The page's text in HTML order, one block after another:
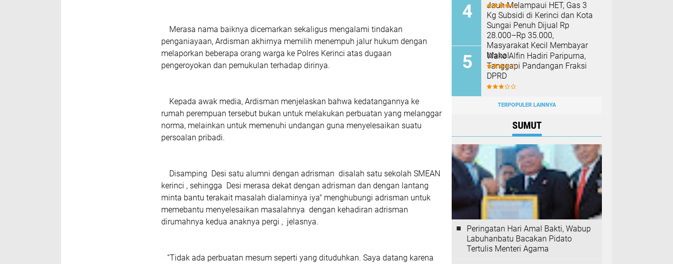
Merasa nama baiknya dicemarkan sekaligus mengalami tindakan
penganiayaan, Ardisman akhirnya memilih menempuh jalur hukum dengan
melaporkan beberapa orang warga ke Polres Kerinci atas dugaan
pengeroyokan dan pemukulan terhadap dirinya.
Kepada awak media, Ardisman menjelaskan bahwa kedatangannya ke
rumah perempuan tersebut bukan untuk melakukan perbuatan yang melanggar
norma, melainkan untuk memenuhi undangan guna menyelesaikan suatu
persoalan pribadi.
Disamping Desi satu alumni dengan adrisman disalah satu sekolah SMEAN
kerinci , sehingga Desi merasa dekat dengan adrisman dan dengan lantang
minta bantu terakait masalah dialaminya iya" menghubungi adrisman untuk
memebantu menyelesaikan masalahnya dengan kehadiran adrisman
dirumahnya kedua anaknya pergi , jelasnya.
“Tidak ada perbuatan mesum seperti yang dituduhkan. Saya datang karena
Jauh Melampaui HET, Gas 3
Kg Subsidi di Kerinci dan Kota
Sungai Penuh Dijual Rp
28.000–Rp 35.000,
Masyarakat Kecil Membayar
Mahal
Wako Alfin Hadiri Paripurna,
Tanggapi Pandangan Fraksi
DPRD
TERPOPULER LAINNYA
SUMUT
Peringatan Hari Amal Bakti, Wabup
Labuhanbatu Bacakan Pidato
Tertulis Menteri Agama